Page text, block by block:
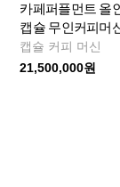
카페퍼플먼트 올
캡슐 무인커피머
캡슐 커피 머신
21,500,000원